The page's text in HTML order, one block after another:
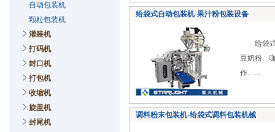
自动包装机
颗粒包装机
灌装机
打码机
封口机
打包机
收缩机
旋盖机
封尾机
给袋式自动包装机-果汁粉包装设备
给袋式
豆奶粉、
作.......
调料粉末包装机-给袋式调料包装机械